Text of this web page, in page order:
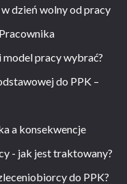
dzień wolny od pracy
pracy wybrać?
do PPK –
a konsekwencje
- jak jest traktowany?
do PPK?